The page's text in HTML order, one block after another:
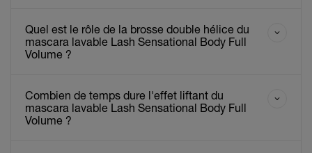
Quel est le rôle de la brosse double hélice du
mascara lavable Lash Sensational Body Full
Volume ?
Combien de temps dure l'effet liftant du
mascara lavable Lash Sensational Body Full
Volume ?